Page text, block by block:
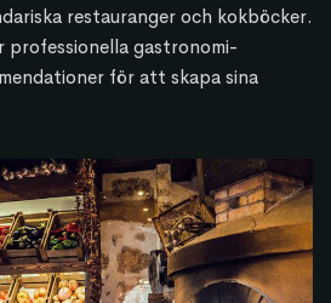
restauranger och kokböcker.
professionella gastronomi-
för att skapa sina